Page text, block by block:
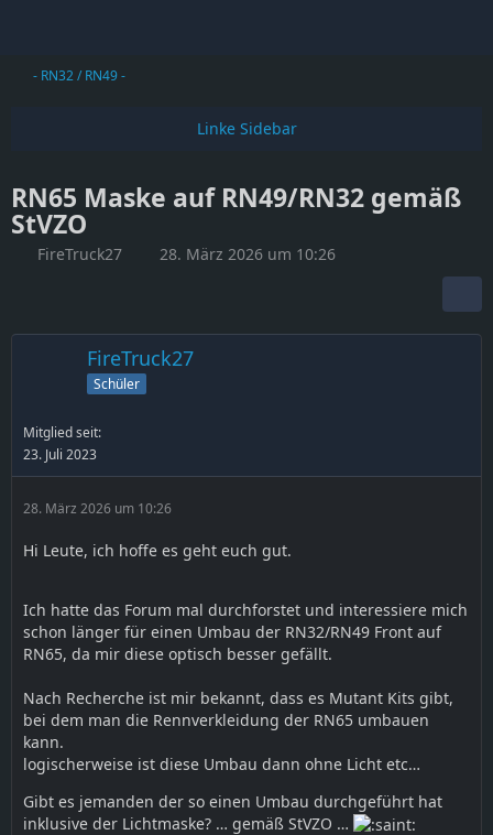
- RN32 / RN49 -
RN65 Maske auf RN49/RN32 gemäß
StVZO
FireTruck27 28. März 2026 um 10:26
FireTruck27
Schüler
Mitglied seit:
23. Juli 2023
28. März 2026 um 10:26
Hi Leute, ich hoffe es geht euch gut.
Ich hatte das Forum mal durchforstet und interessiere mich
schon länger für einen Umbau der RN32/RN49 Front auf
RN65, da mir diese optisch besser gefällt.
Nach Recherche ist mir bekannt, dass es Mutant Kits gibt,
bei dem man die Rennverkleidung der RN65 umbauen
kann.
logischerweise ist diese Umbau dann ohne Licht etc…
Gibt es jemanden der so einen Umbau durchgeführt hat
inklusive der Lichtmaske? … gemäß StVZO …